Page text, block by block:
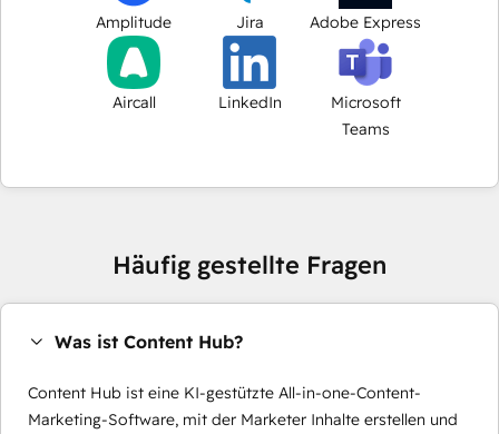
Amplitude Jira Adobe Express
Aircall LinkedIn
Microsoft
Teams
Häufig gestellte Fragen
Was ist Content Hub?
Content Hub ist eine KI-gestützte All-in-one-Content-
Marketing-Software, mit der Marketer Inhalte erstellen und